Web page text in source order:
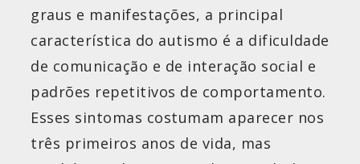
graus e manifestações, a principal
característica do autismo é a dificuldade
de comunicação e de interação social e
padrões repetitivos de comportamento.
Esses sintomas costumam aparecer nos
três primeiros anos de vida, mas